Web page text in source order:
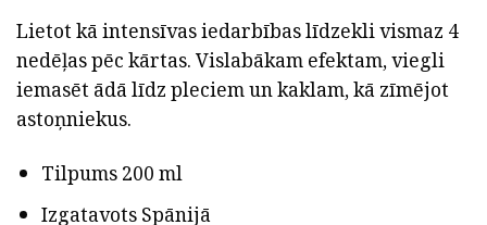
Lietot kā intensīvas iedarbības līdzekli vismaz 4
nedēļas pēc kārtas. Vislabākam efektam, viegli
iemasēt ādā līdz pleciem un kaklam, kā zīmējot
astoņniekus.
Tilpums 200 ml
Izgatavots Spānijā